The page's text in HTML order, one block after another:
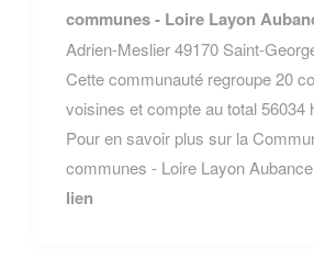
communes - Loire Layon
Adrien-Meslier 49170 Saint-
Cette communauté regroupe 20
voisines et compte au total 56034
Pour en savoir plus sur la
communes - Loire Layon
lien